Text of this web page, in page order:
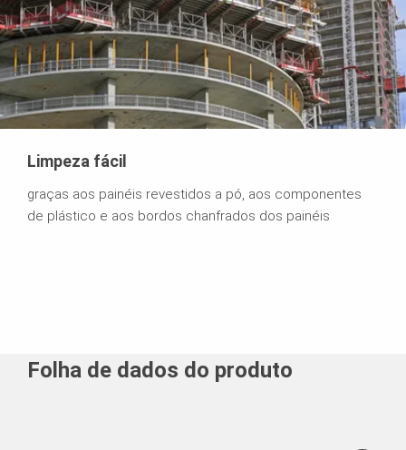
Limpeza fácil
graças aos painéis revestidos a pó, aos componentes
de plástico e aos bordos chanfrados dos painéis
Folha de dados do produto